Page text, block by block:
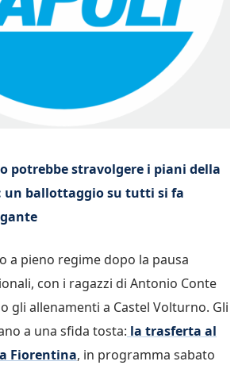
potrebbe stravolgere i piani della
un ballottaggio su tutti si fa
a pieno regime dopo la pausa
con i ragazzi di Antonio Conte
gli allenamenti a Castel Volturno. Gli
a una sfida tosta: la trasferta al
Fiorentina, in programma sabato